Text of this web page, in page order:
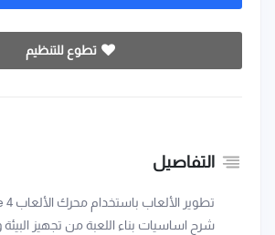
تطوع للتنظيم
التفاصيل
تطوير الألعاب باستخدام محرك الألعاب Unreal Engine 4
شرح اساسيات بناء اللعبة من تجهيز